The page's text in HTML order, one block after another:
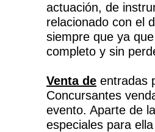
actuación, de
relacionado con el
siempre que ya
completo y sin
Venta de entradas
Concursantes
evento. Aparte de
especiales para